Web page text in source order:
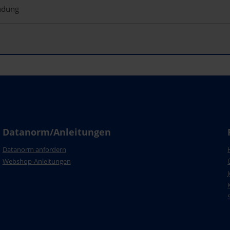
Datanorm/Anleitungen
Datanorm anfordern
Webshop-Anleitungen